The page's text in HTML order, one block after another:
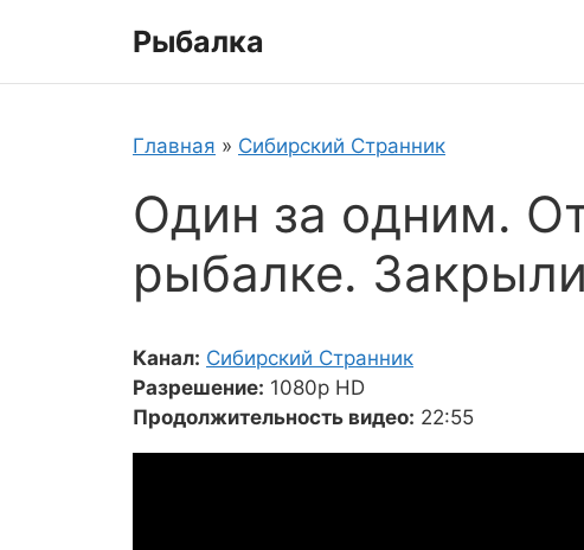
Рыбалка
Главная » Сибирский Странник
Один за одним.
рыбалке.
Канал: Сибирский Странник
Разрешение: 1080p HD
Продолжительность видео: 22:55